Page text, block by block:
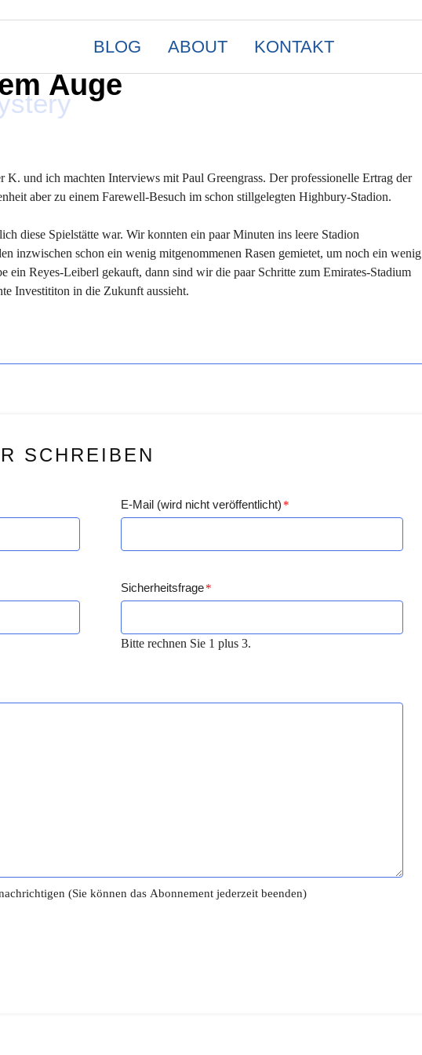
Auge
BLOG ABOUT KONTAKT
und ich machten Interviews mit Paul Greengrass. Der professionelle Ertrag der
aber zu einem Farewell-Besuch im schon stillgelegten Highbury-Stadion.
diese Spielstätte war. Wir konnten ein paar Minuten ins leere Stadion
inzwischen schon ein wenig mitgenommenen Rasen gemietet, um noch ein wenig
ein Reyes-Leiberl gekauft, dann sind wir die paar Schritte zum Emirates-Stadium
Investititon in die Zukunft aussieht.
SCHREIBEN
E-Mail (wird nicht veröffentlicht) *
Sicherheitsfrage *
Bitte rechnen Sie 1 plus 3.
(Sie können das Abonnement jederzeit beenden)